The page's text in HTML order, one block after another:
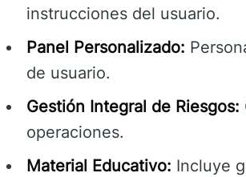
instrucciones del usuario.
Panel Personalizado:
de usuario.
Gestión Integral de Riesgos:
operaciones.
Material Educativo: Incluye